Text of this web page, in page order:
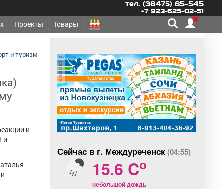
тел. (38475) 65-545
+7 923-625-02-51
Проекты Товары
и туризм
и
и
-
реклама
Сейчас в г. Междуреченск (04:55)
15.6 Co
небольшой дождь